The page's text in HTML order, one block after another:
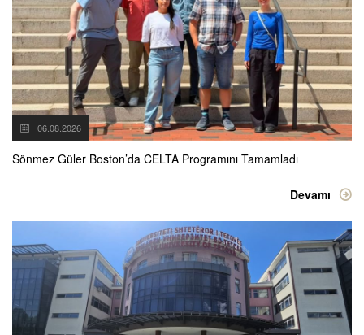
06.08.2026
Sönmez Güler Boston’da CELTA Programını Tamamladı
Devamı